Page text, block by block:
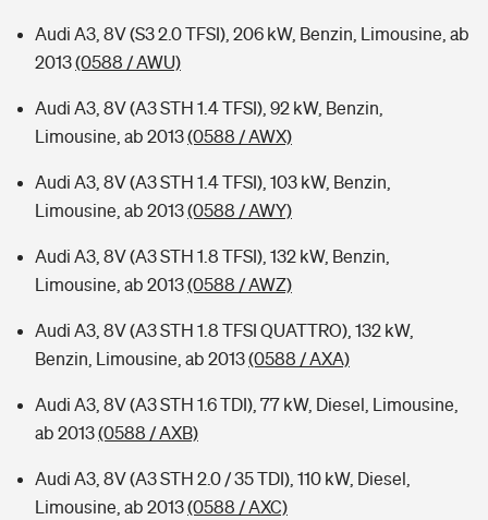
Audi A3, 8V (S3 2.0 TFSI), 206 kW, Benzin, Limousine, ab
2013(0588 / AWU)
Audi A3, 8V (A3 STH 1.4 TFSI), 92 kW, Benzin,
Limousine, ab 2013(0588 / AWX)
Audi A3, 8V (A3 STH 1.4 TFSI), 103 kW, Benzin,
Limousine, ab 2013(0588 / AWY)
Audi A3, 8V (A3 STH 1.8 TFSI), 132 kW, Benzin,
Limousine, ab 2013(0588 / AWZ)
Audi A3, 8V (A3 STH 1.8 TFSI QUATTRO), 132 kW,
Benzin, Limousine, ab 2013(0588 / AXA)
Audi A3, 8V (A3 STH 1.6 TDI), 77 kW, Diesel, Limousine,
ab 2013(0588 / AXB)
Audi A3, 8V (A3 STH 2.0 / 35 TDI), 110 kW, Diesel,
Limousine, ab 2013(0588 / AXC)